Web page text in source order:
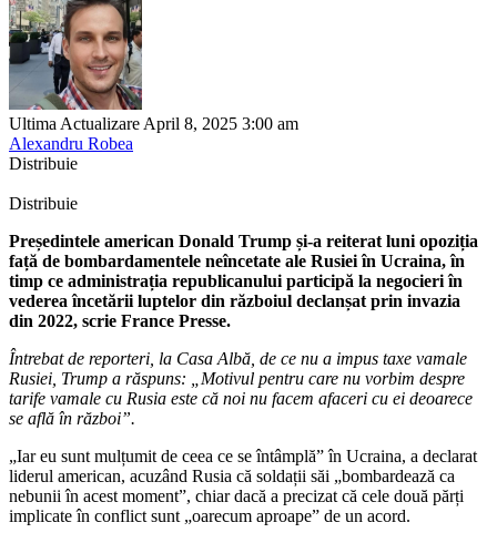
Ultima Actualizare April 8, 2025 3:00 am
Alexandru Robea
Distribuie
Distribuie
Președintele american Donald Trump și-a reiterat luni opoziția
față de bombardamentele neîncetate ale Rusiei în Ucraina, în
timp ce administrația republicanului participă la negocieri în
vederea încetării luptelor din războiul declanșat prin invazia
din 2022, scrie France Presse.
Întrebat de reporteri, la Casa Albă, de ce nu a impus taxe vamale
Rusiei, Trump a răspuns: „Motivul pentru care nu vorbim despre
tarife vamale cu Rusia este că noi nu facem afaceri cu ei deoarece
se află în război”.
„Iar eu sunt mulțumit de ceea ce se întâmplă” în Ucraina, a declarat
liderul american, acuzând Rusia că soldații săi „bombardează ca
nebunii în acest moment”, chiar dacă a precizat că cele două părți
implicate în conflict sunt „oarecum aproape” de un acord.